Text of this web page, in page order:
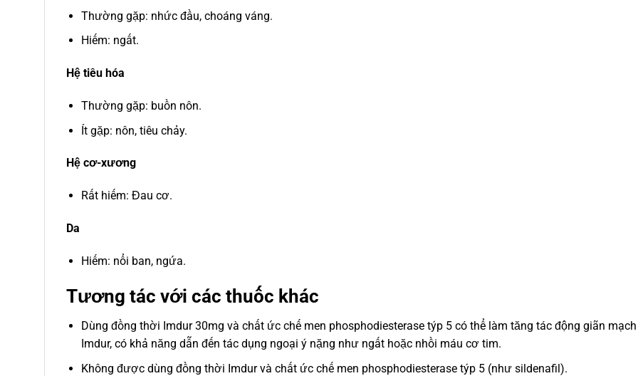
Thường gặp: nhức đầu, choáng váng.
Hiếm: ngất.
Hệ tiêu hóa
Thường gặp: buồn nôn.
Ít gặp: nôn, tiêu chảy.
Hệ cơ-xương
Rất hiếm: Đau cơ.
Da
Hiếm: nổi ban, ngứa.
Tương tác với các thuốc khác
Dùng đồng thời Imdur 30mg và chất ức chế men phosphodiesterase týp 5 có thể làm tăng tác động giãn
Imdur, có khả năng dẫn đến tác dụng ngoại ý nặng như ngất hoặc nhồi máu cơ tim.
Không được dùng đồng thời Imdur và chất ức chế men phosphodiesterase týp 5 (như sildenafil).